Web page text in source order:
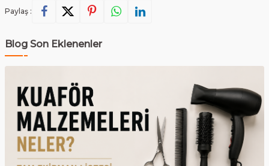
Paylaş :
Blog Son Eklenenler